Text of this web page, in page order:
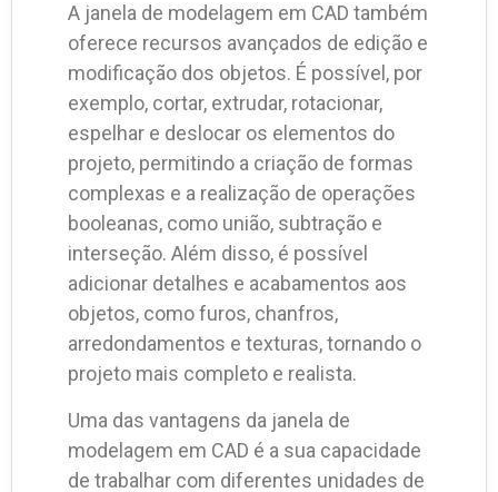
A janela de modelagem em CAD também
oferece recursos avançados de edição e
modificação dos objetos. É possível, por
exemplo, cortar, extrudar, rotacionar,
espelhar e deslocar os elementos do
projeto, permitindo a criação de formas
complexas e a realização de operações
booleanas, como união, subtração e
interseção. Além disso, é possível
adicionar detalhes e acabamentos aos
objetos, como furos, chanfros,
arredondamentos e texturas, tornando o
projeto mais completo e realista.
Uma das vantagens da janela de
modelagem em CAD é a sua capacidade
de trabalhar com diferentes unidades de